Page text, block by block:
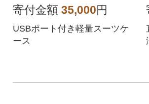
寄付金額 35,000円
USBポート付き軽量スーツケ
ース